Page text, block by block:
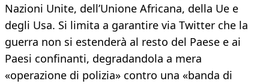
Nazioni Unite, dell’Unione Africana, della Ue e
degli Usa. Si limita a garantire via Twitter che la
guerra non si estenderà al resto del Paese e ai
Paesi confinanti, degradandola a mera
«operazione di polizia» contro una «banda di